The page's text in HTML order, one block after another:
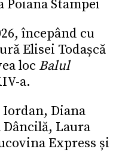
începând cu
Elisei Todașcă
loc Balul
a.
Diana
Laura
Express și